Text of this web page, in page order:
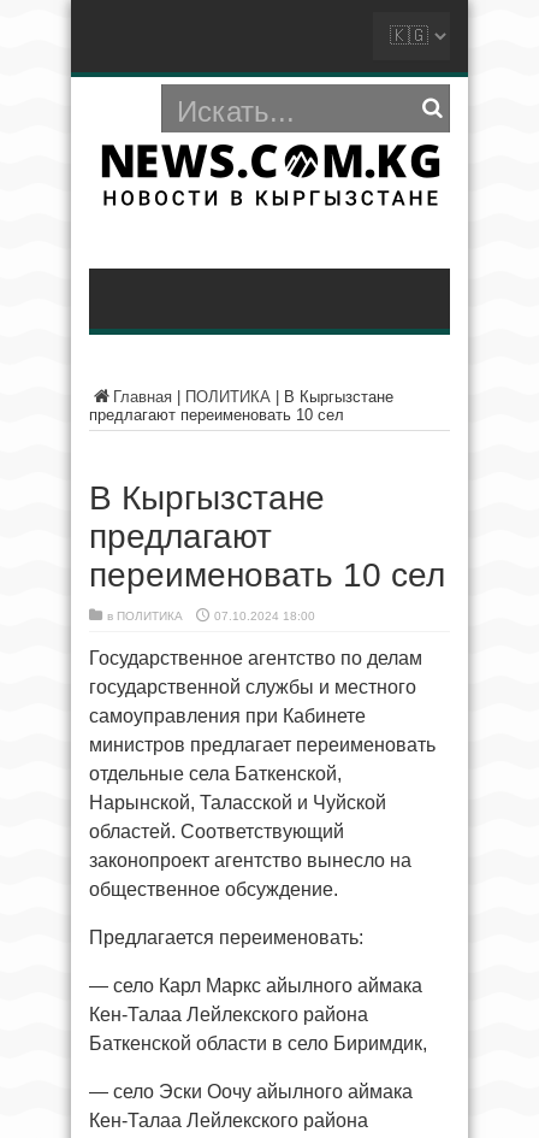
Главная ПОЛИТИКА
В Кыргызстане
предлагают переименовать 10 сел
В Кыргызстане
предлагают
переименовать 10 сел
в ПОЛИТИКА 07.10.2024 18:00
Государственное агентство по делам
государственной службы и местного
самоуправления при Кабинете
министров предлагает переименовать
отдельные села Баткенской,
Нарынской, Таласской и Чуйской
областей. Соответствующий
законопроект агентство вынесло на
общественное обсуждение.
Предлагается переименовать:
— село Карл Маркс айылного аймака
Кен-Талаа Лейлекского района
Баткенской области в село Биримдик,
— село Эски Оочу айылного аймака
Кен-Талаа Лейлекского района